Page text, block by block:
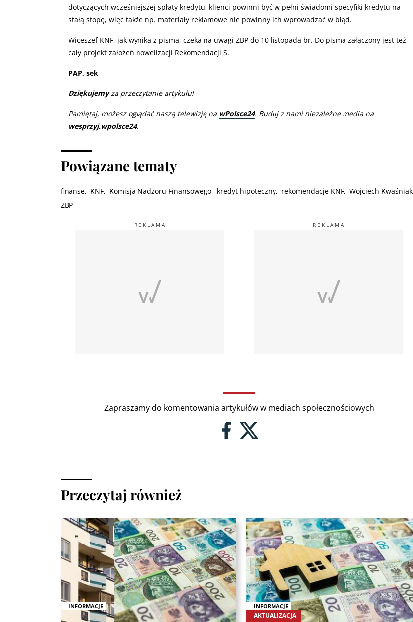
dotyczących wcześniejszej spłaty kredytu; klienci powinni być w pełni świadomi specyfiki kredytu na
stałą stopę, więc także np. materiały reklamowe nie powinny ich wprowadzać w błąd.
Wiceszef KNF, jak wynika z pisma, czeka na uwagi ZBP do 10 listopada br. Do pisma załączony jest też
cały projekt założeń nowelizacji Rekomendacji S.
PAP, sek
Dziękujemyza przeczytanie artykułu!
Pamiętaj, możesz oglądać naszą telewizję na wPolsce24. Buduj z nami niezależne media na
wesprzyj.wpolsce24.
Powiązane tematy
finanse KNF Komisja Nadzoru Finansowego kredyt hipoteczny rekomendacje KNF Wojciech Kwaśniak
ZBP
Zapraszamy do komentowania artykułów w mediach społecznościowych
Przeczytaj również
INFORMACJE INFORMACJE
AKTUALIZACJA